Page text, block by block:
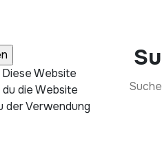
Website
die Website
der Verwendung